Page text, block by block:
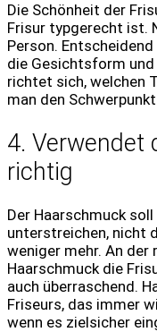
Die Schönheit der
Frisur typgerecht ist.
Person.
die Gesichtsform und
richtet sich, welchen
man den
4. Verwendet
richtig
Der Haarschmuck
unterstreichen, nicht
weniger mehr. An
Haarschmuck die
auch überraschend.
Friseurs, das immer
wenn es zielsicher